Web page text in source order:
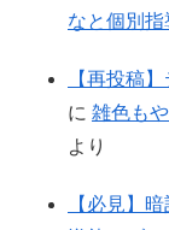
なと個別
【再投稿
に 雑色も
より
【必見】